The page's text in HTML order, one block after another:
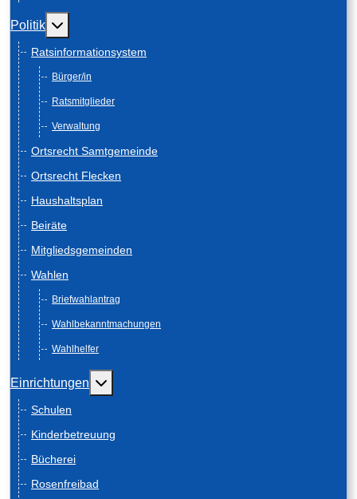
Politik Weitere Informationen: Politik
Ratsinformationsystem
Bürger/in
Ratsmitglieder
Verwaltung
Ortsrecht Samtgemeinde
Ortsrecht Flecken
Haushaltsplan
Beiräte
Mitgliedsgemeinden
Wahlen
Briefwahlantrag
Wahlbekanntmachungen
Wahlhelfer
Einrichtungen Weitere Informationen: Einrichtungen
Schulen
Kinderbetreuung
Bücherei
Rosenfreibad